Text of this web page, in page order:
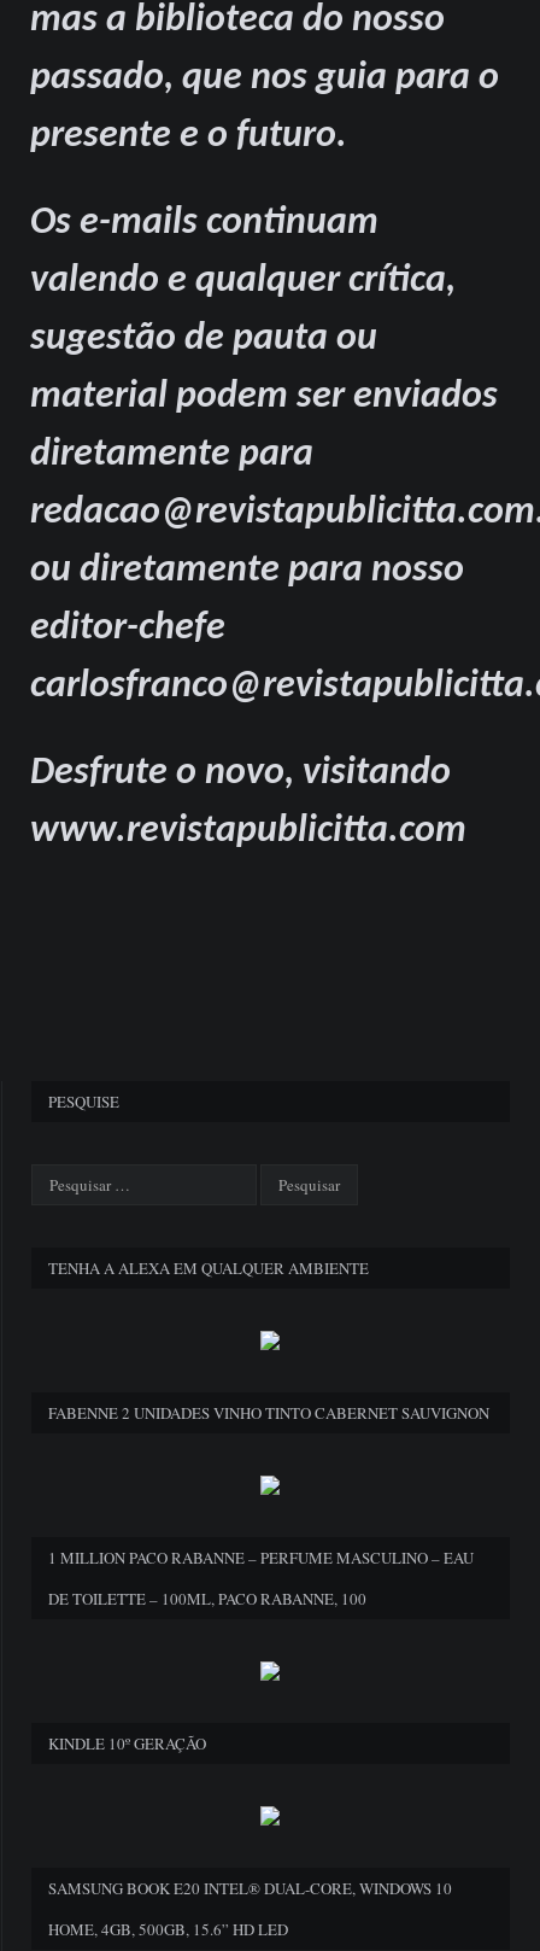
mas a biblioteca do nosso
passado, que nos guia para o
presente e o futuro.
Os e-mails continuam
valendo e qualquer crítica,
sugestão de pauta ou
material podem ser enviados
diretamente para
ou diretamente para nosso
editor-chefe
Desfrute o novo, visitando
www.revistapublicitta.com
PESQUISE
TENHA A ALEXA EM QUALQUER AMBIENTE
FABENNE 2 UNIDADES VINHO TINTO CABERNET SAUVIGNON
1 MILLION PACO RABANNE – PERFUME MASCULINO – EAU
DE TOILETTE – 100ML, PACO RABANNE, 100
KINDLE 10º GERAÇÃO
SAMSUNG BOOK E20 INTEL® DUAL-CORE, WINDOWS 10
HOME, 4GB, 500GB, 15.6” HD LED